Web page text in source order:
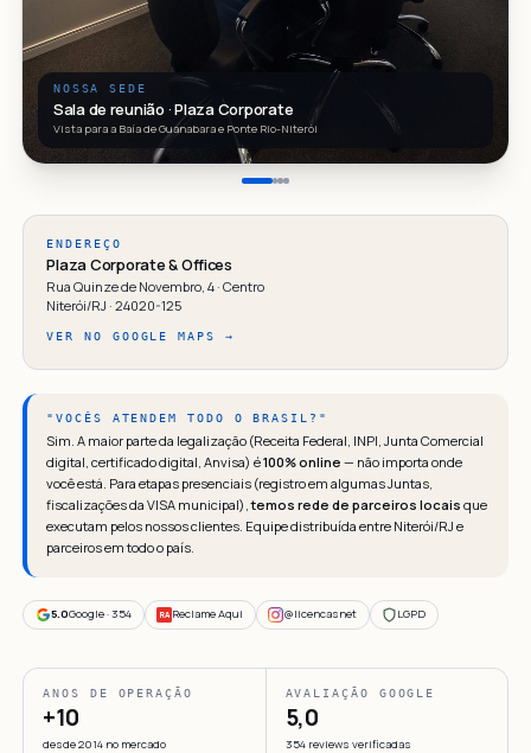
NOSSA SEDE
Sala de reunião · Plaza Corporate
Vista para a Baía de Guanabara e Ponte Rio-Niterói
ENDEREÇO
Plaza Corporate & Offices
Rua Quinze de Novembro, 4 · Centro
Niterói/RJ · 24020-125
VER NO GOOGLE MAPS →
"VOCÊS ATENDEM TODO O BRASIL?"
Sim. A maior parte da legalização (Receita Federal, INPI, Junta Comercial
digital, certificado digital, Anvisa) é100% online — não importa onde
você está. Para etapas presenciais (registro em algumas Juntas,
fiscalizações da VISA municipal),temos rede de parceiros locais que
executam pelos nossos clientes. Equipe distribuída entre Niterói/RJ e
parceiros em todo o país.
5.0Google · 354 RA Reclame Aqui @licencasnet LGPD
ANOS DE OPERAÇÃO
+10
desde 2014 no mercado
AVALIAÇÃO GOOGLE
5,0
354 reviews verificadas